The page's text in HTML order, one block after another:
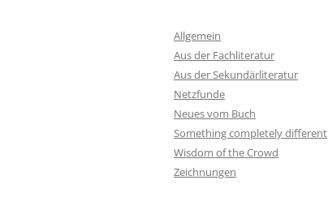
Allgemein
Aus der Fachliteratur
Aus der Sekundärliteratur
Netzfunde
Neues vom Buch
Something completely different
Wisdom of the Crowd
Zeichnungen